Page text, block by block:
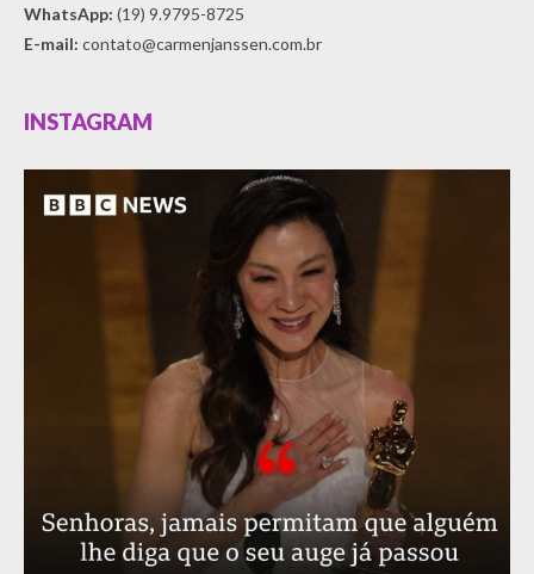
WhatsApp: (19) 9.9795-8725
E-mail: contato@carmenjanssen.com.br
INSTAGRAM